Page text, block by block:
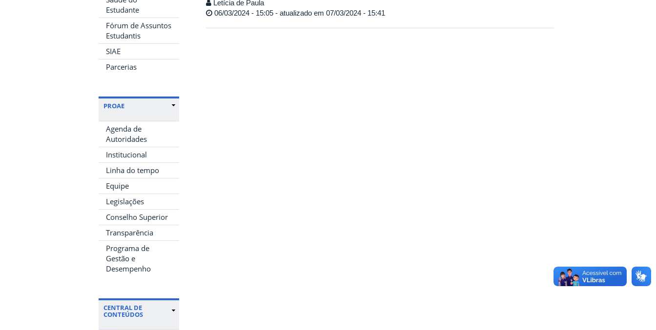
Estudante
Fórum de Assuntos
Estudantis
SIAE
Parcerias
PROAE
Agenda de
Autoridades
Institucional
Linha do tempo
Equipe
Legislações
Conselho Superior
Transparência
Programa de
Gestão e
Desempenho
CENTRAL DE
CONTEÚDOS
Letícia de Paula
06/03/2024 - 15:05 - atualizado em 07/03/2024 - 15:41